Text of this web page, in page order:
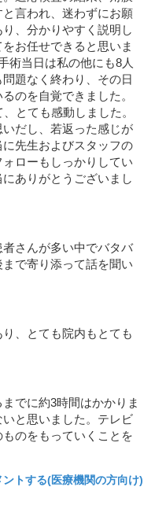
言われ、迷わずにお願
、分かりやすく説明し
お任せできると思いま
術当日は私の他にも8人
題なく終わり、その日
のを自覚できました。
とても感動しました。
だし、若返った感じが
先生およびスタッフの
ローもしっかりしてい
ありがとうございまし
さんが多い中でバタバ
で寄り添って話を聞い
、とても院内もとても
でに約3時間はかかりま
と思いました。テレビ
のをもっていくことを
トする(医療機関の方向け)